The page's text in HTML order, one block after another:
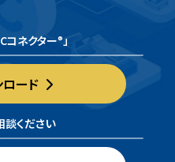
コネクター®」
ード
談ください